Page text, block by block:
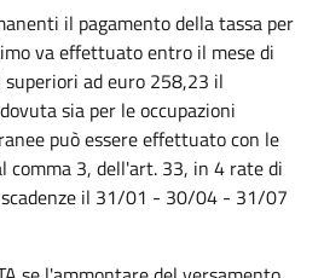
il pagamento della tassa per
va effettuato entro il mese di
ad euro 258,23 il
sia per le occupazioni
può essere effettuato con le
comma 3, dell'art. 33, in 4 rate di
il 31/01 - 30/04 - 31/07